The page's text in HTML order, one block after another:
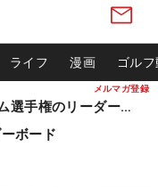
メルマガ登録
ライフ 漫画 ゴル
松山英樹ら出場 ウィンダム選手権のリーダーボード
ボード